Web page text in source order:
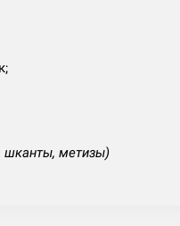
шканты, метизы)